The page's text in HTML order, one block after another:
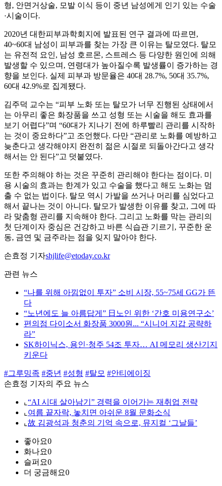
형, 안면거상술, 모발 이식 등이 중년 남성에게 인기 있는 수술
·시술이다.
2020년 대한피부과학회지에 발표된 연구 결과에 따르면,
40~60대 남성이 피부과를 찾는 가장 큰 이유는 탈모였다. 탈모
는 유전적 요인, 남성 호르몬, 스트레스 등 다양한 원인에 의해
발생할 수 있으며, 연령대가 높아질수록 발생률이 증가하는 경
향을 보인다. 실제 피부과 방문율은 40대 28.7%, 50대 35.7%,
60대 42.9%로 집계됐다.
김주덕 교수는 “피부 노화 또는 탈모가 너무 진행된 상태에서
는 아무리 좋은 화장품을 쓰고 성형 또는 시술을 해도 효과를
보기 어렵다”며 “60대가 지나기 전에 하루빨리 관리를 시작하
는 것이 중요하다”고 조언했다. 다만 “관리로 노화를 예방하고
늦춘다고 생각해야지 완전히 젊은 시절로 되돌아간다고 생각
해서는 안 된다”고 덧붙였다.
또한 주의해야 하는 것은 꾸준히 관리해야 한다는 점이다. 미
용 시술의 효과는 한계가 있고 수술을 했다고 해도 노화는 멈
출 수 없는 법이다. 탈모 역시 가발을 쓰거나 머리를 심었다고
해서 끝나는 것이 아니다. 탈모가 발생한 이유를 찾고, 그에 따
라 맞춤형 관리를 지속해야 한다. 그리고 노화를 막는 관리의
첫 단계이자 중심은 건강하고 바른 식습관 기르기, 꾸준한 운
동, 금연 및 금주라는 점을 잊지 말아야 한다.
손효정 기자shjlife@etoday.co.kr
관련 뉴스
“나를 위해 아낌없이 투자” 소비 시장, 55~75세 GG가 뜬
다
“노년에도 늘 아름답게” 日노인 위한 ‘간호 미용연구소’
편의점 다이소서 화장품 3000원... “시니어 지갑 공략하
라”
SK하이닉스, 용인·청주 54조 투자… AI 메모리 생산기지
키운다
#그루밍족 #중년 #성형 #탈모 #안티에이징
손효정 기자의 주요 뉴스
⌞ “AI 시대 살아남기” 경력을 이어가는 재취업 전략
⌞ 여름 끝자락, 놓치면 아쉬운 8월 문화소식
⌞ 故 김광석과 청춘의 기억 속으로, 뮤지컬 ‘그날들’
좋아요0
화나요0
슬퍼요0
더 궁금해요0